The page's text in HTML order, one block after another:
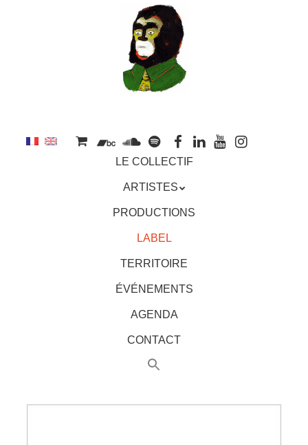
LE COLLECTIF
ARTISTES
PRODUCTIONS
LABEL
TERRITOIRE
ÉVÉNEMENTS
AGENDA
CONTACT